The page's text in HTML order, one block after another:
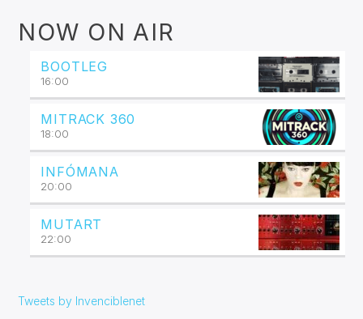
NOW ON AIR
BOOTLEG
16:00
MITRACK 360
18:00
INFÓMANA
20:00
MUTART
22:00
Tweets by Invenciblenet